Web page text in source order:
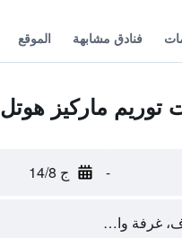
فنادق مشابهة الموقع
ماركيز هوتل
- ج 14/8